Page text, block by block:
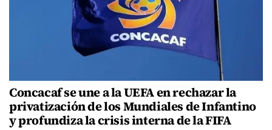
Concacaf se une a la UEFA en rechazar la
privatización de los Mundiales de Infantino
y profundiza la crisis interna de la FIFA